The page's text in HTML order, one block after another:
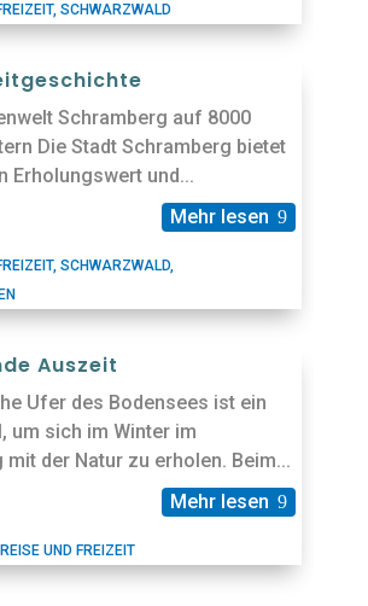
, SCHWARZWALD
Schramberg auf 8000
Die Stadt Schramberg bietet
Erholungswert und...
Mehr lesen
, SCHWARZWALD,
Auszeit
Ufer des Bodensees ist ein
um sich im Winter im
mit der Natur zu erholen. Beim...
Mehr lesen
REISE UND FREIZEIT